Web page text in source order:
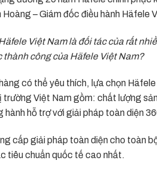
Hoàng – Giám đốc điều hành Häfele
Việt Nam là đối tác của rất
thành công của Häfele Việt Nam?
có thể yêu thích, lựa chọn
trường Việt Nam gồm: chất lượng
hành hỗ trợ với giải pháp toàn diện
cấp giải pháp toàn diện cho toàn
tiêu chuẩn quốc tế cao nhất.